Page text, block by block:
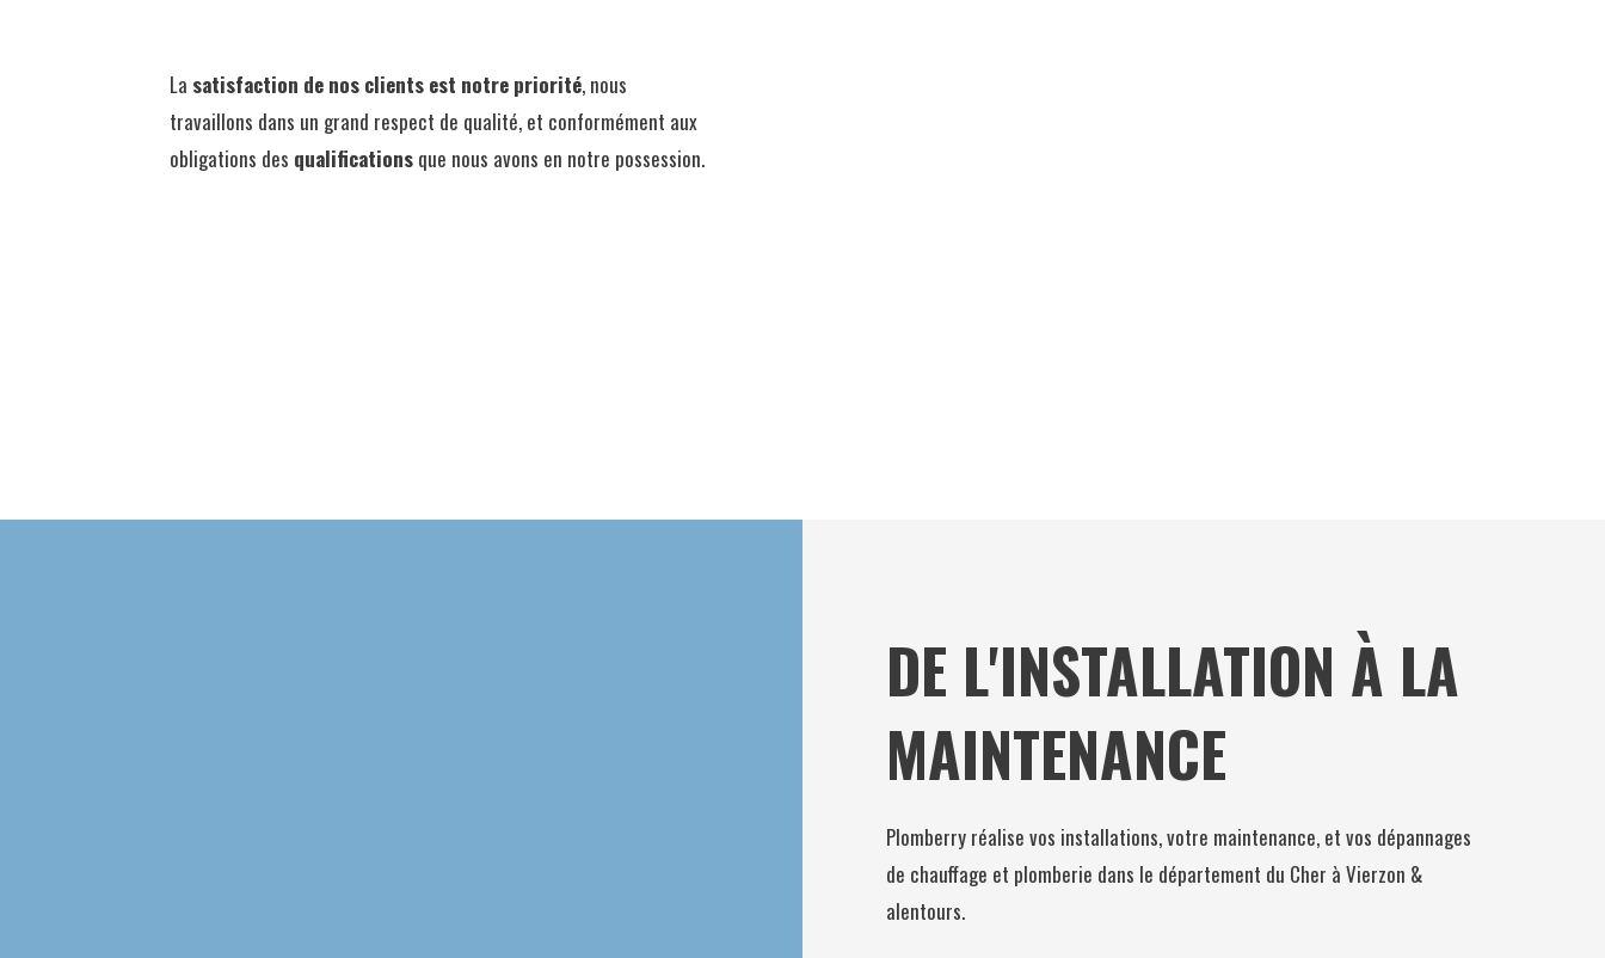
La satisfaction de nos clients est notre priorité, nous
travaillons dans un grand respect de qualité, et conformément aux
obligations des qualifications que nous avons en notre possession.
DE L'INSTALLATION À LA
MAINTENANCE
Plomberry réalise vos installations, votre maintenance, et vos dépannages
de chauffage et plomberie dans le département du Cher à Vierzon &
alentours.